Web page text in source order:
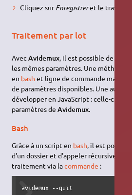
Cliquez surEnregistreret le travail
Traitement par lot
AvecAvidemux, il est possible de
les mêmes paramètres. Une méthode
en bash et ligne de commande mais
de paramètres disponibles. Une autre
développer en JavaScript : celle-ci
paramètres deAvidemux.
Bash
Grâce à un script en bash, il est
d'un dossier et d'appeler récursivement
traitement via lacommande :
avidemux --quit